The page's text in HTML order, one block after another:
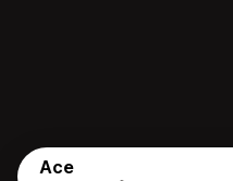
Ace